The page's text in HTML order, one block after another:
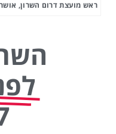
ראש מועצת דרום השרון,